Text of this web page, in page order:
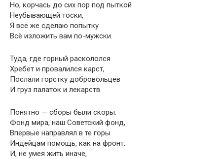
Но, корчась до сих пор под пыткой
Неубывающей тоски,
Я всё же сделаю попытку
Всё изложить вам по-мужски.
Туда, где горный раскололся
Хребет и провалился карст,
Послали горстку добровольцев
И груз палаток и лекарств.
Понятно — сборы были скоры.
Фонд мира, наш Советский фонд,
Впервые направлял в те горы
Индейцам помощь, как на фронт.
И, не умея жить иначе,